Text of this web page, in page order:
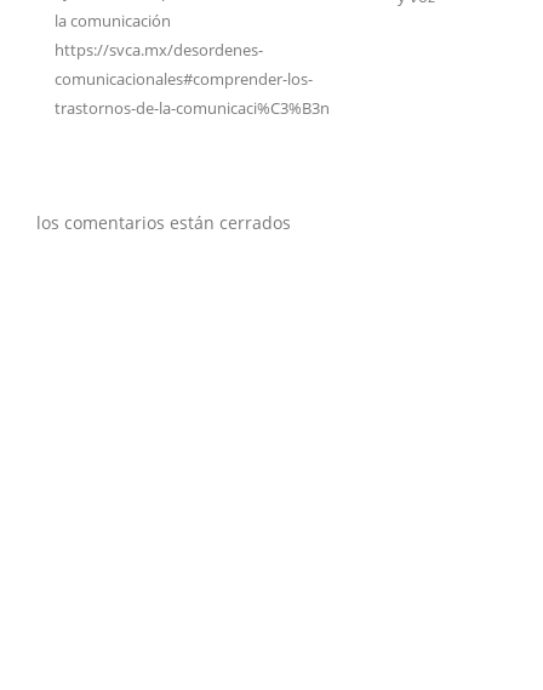
la comunicación
https://svca.mx/desordenes-
comunicacionales#comprender-los-
trastornos-de-la-comunicaci%C3%B3n
los comentarios están cerrados